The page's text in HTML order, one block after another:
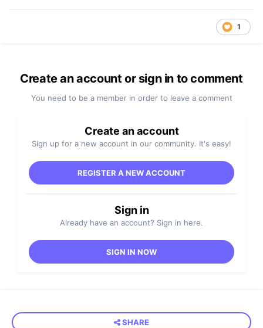
1
Create an account or sign in to comment
You need to be a member in order to leave a comment
Create an account
Sign up for a new account in our community. It's easy!
REGISTER A NEW ACCOUNT
Sign in
Already have an account? Sign in here.
SIGN IN NOW
SHARE